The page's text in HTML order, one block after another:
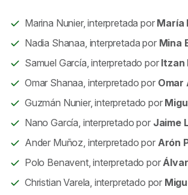
Marina Nunier, interpretada por María
Nadia Shanaa, interpretada por Mina
Samuel García, interpretado por Itzan
Omar Shanaa, interpretado por Omar
Guzmán Nunier, interpretado por
Nano García, interpretado por Jaime
Ander Muñoz, interpretado por Arón
Polo Benavent, interpretado por
Christian Varela, interpretado por